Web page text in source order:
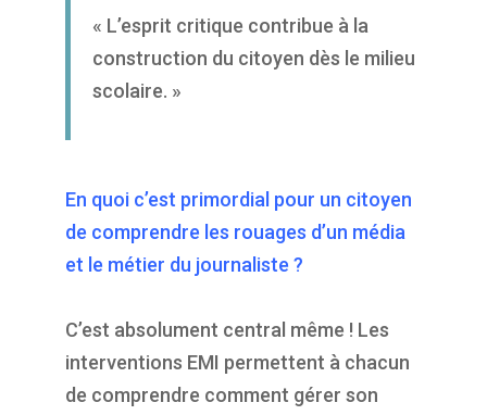
« L’esprit critique contribue à la
construction du citoyen dès le milieu
scolaire. »
En quoi c’est primordial pour un citoyen
de comprendre les rouages d’un média
et le métier du journaliste ?
C’est absolument central même ! Les
interventions EMI permettent à chacun
de comprendre comment gérer son